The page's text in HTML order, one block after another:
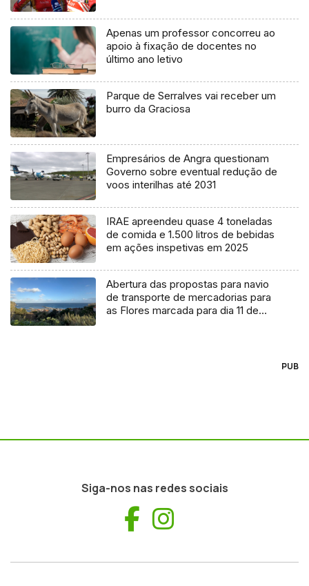
Apenas um professor concorreu ao
apoio à fixação de docentes no
último ano letivo
Parque de Serralves vai receber um
burro da Graciosa
Empresários de Angra questionam
Governo sobre eventual redução de
voos interilhas até 2031
IRAE apreendeu quase 4 toneladas
de comida e 1.500 litros de bebidas
em ações inspetivas em 2025
Abertura das propostas para navio
de transporte de mercadorias para
as Flores marcada para dia 11 de
PUB
Siga-nos nas redes sociais
Facebook